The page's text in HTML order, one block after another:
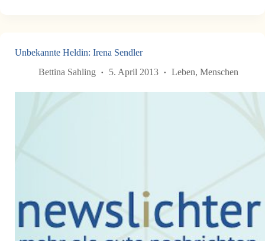
Unbekannte Heldin: Irena Sendler
Bettina Sahling
5. April 2013 Leben, Menschen